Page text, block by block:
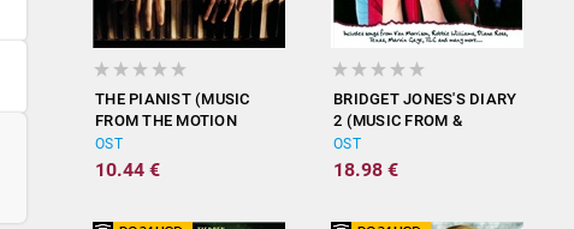
THE PIANIST (MUSIC
FROM THE MOTION
PICTURE)
OST
10.44 €
BRIDGET JONES'S DIARY
2 (MUSIC FROM &
INSPIRED BY THE
MOTION PICTURE)
OST
18.98 €